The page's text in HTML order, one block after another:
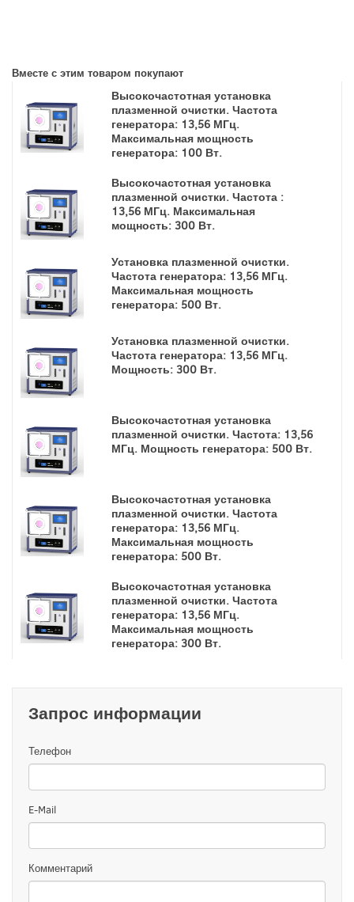
Запрос информации
Телефон
E-Mail
Комментарий
Вместе с этим товаром покупают
Высокочастотная установка
плазменной очистки. Частота
генератора: 13,56 МГц.
Максимальная мощность
генератора: 100 Вт.
Высокочастотная установка
плазменной очистки. Частота :
13,56 МГц. Максимальная
мощность: 300 Вт.
Установка плазменной очистки.
Частота генератора: 13,56 МГц.
Максимальная мощность
генератора: 500 Вт.
Установка плазменной очистки.
Частота генератора: 13,56 МГц.
Мощность: 300 Вт.
Высокочастотная установка
плазменной очистки. Частота: 13,56
МГц. Мощность генератора: 500 Вт.
Высокочастотная установка
плазменной очистки. Частота
генератора: 13,56 МГц.
Максимальная мощность
генератора: 500 Вт.
Высокочастотная установка
плазменной очистки. Частота
генератора: 13,56 МГц.
Максимальная мощность
генератора: 300 Вт.